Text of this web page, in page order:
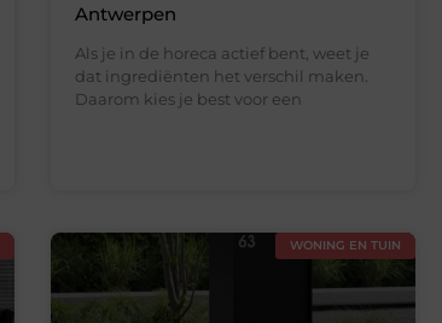
Antwerpen
Als je in de horeca actief bent, weet je
dat ingrediënten het verschil maken.
Daarom kies je best voor een
WONING EN TUIN